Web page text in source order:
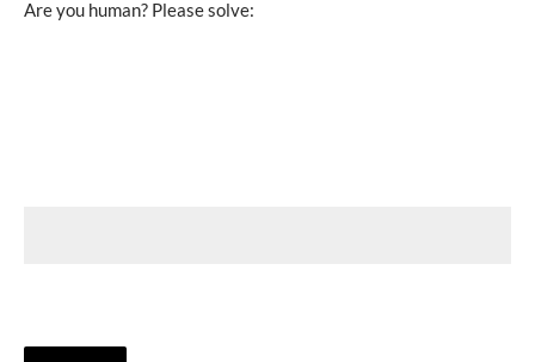
Are you human? Please solve: